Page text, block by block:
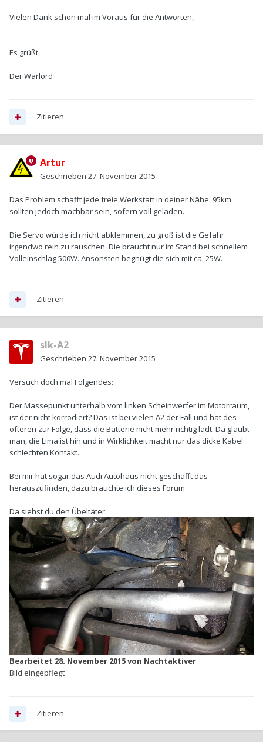
Vielen Dank schon mal im Voraus für die Antworten,
Es grüßt,
Der Warlord
Zitieren
Artur
Geschrieben 27. November 2015
Das Problem schafft jede freie Werkstatt in deiner Nähe. 95km
sollten jedoch machbar sein, sofern voll geladen.
Die Servo würde ich nicht abklemmen, zu groß ist die Gefahr
irgendwo rein zu rauschen. Die braucht nur im Stand bei schnellem
Volleinschlag 500W. Ansonsten begnügt die sich mit ca. 25W.
Zitieren
slk-A2
Geschrieben 27. November 2015
Versuch doch mal Folgendes:
Der Massepunkt unterhalb vom linken Scheinwerfer im Motorraum,
ist der nicht korrodiert? Das ist bei vielen A2 der Fall und hat des
öfteren zur Folge, dass die Batterie nicht mehr richtig lädt. Da glaubt
man, die Lima ist hin und in Wirklichkeit macht nur das dicke Kabel
schlechten Kontakt.
Bei mir hat sogar das Audi Autohaus nicht geschafft das
herauszufinden, dazu brauchte ich dieses Forum.
Da siehst du den Übeltäter:
Bearbeitet 28. November 2015von Nachtaktiver
Bild eingepflegt
Zitieren